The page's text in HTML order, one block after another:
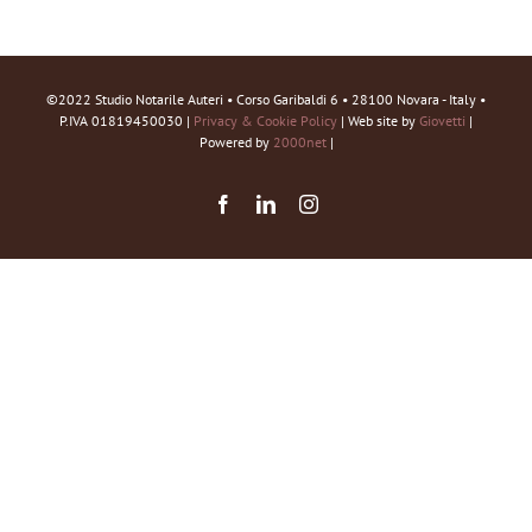
©2022 Studio Notarile Auteri • Corso Garibaldi 6 • 28100 Novara - Italy •
P.IVA 01819450030 | Privacy & Cookie Policy | Web site by Giovetti |
Powered by 2000net|
FacebookLinkedInInstagram